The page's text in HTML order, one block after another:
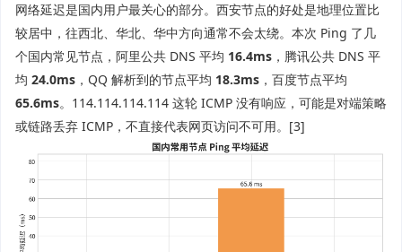
网络延迟是国内用户最关心的部分。西安节点的好处是地理位置比
较居中，往西北、华北、华中方向通常不会太绕。本次 Ping 了几
个国内常见节点，阿里公共 DNS 平均 16.4ms ，腾讯公共 DNS 平
均 24.0ms ，QQ 解析到的节点平均 18.3ms ，百度节点平均
65.6ms。114.114.114.114 这轮 ICMP 没有响应，可能是对端策略
或链路丢弃 ICMP，不直接代表网页访问不可用。[3]